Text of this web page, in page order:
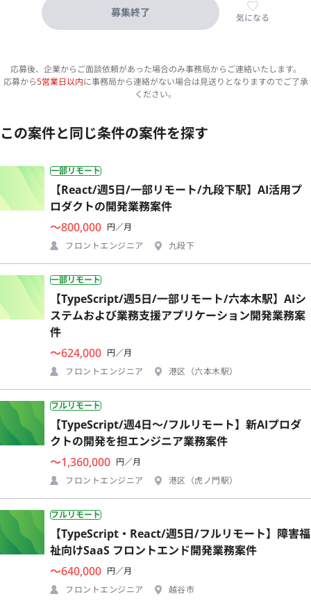
募集終了 気になる
応募後、企業からご面談依頼があった場合のみ事務局からご連絡いたします。
応募から5営業日以内に事務局から連絡がない場合は見送りとなりますのでご了承
ください。
この案件と同じ条件の案件を探す
一部リモート
【React/週5日/一部リモート/九段下駅】AI活用プ
ロダクトの開発業務案件
〜800,000 円／月
フロントエンジニア
九段下
一部リモート
【TypeScript/週5日/一部リモート/六本木駅】AIシ
ステムおよび業務支援アプリケーション開発業務案
件
〜624,000 円／月
フロントエンジニア
港区（六本木駅）
フルリモート
【TypeScript/週4日〜/フルリモート】新AIプロダ
クトの開発を担エンジニア業務案件
〜1,360,000 円／月
フロントエンジニア
港区（虎ノ門駅）
フルリモート
【TypeScript・React/週5日/フルリモート】障害福
祉向けSaaS フロントエンド開発業務案件
〜640,000 円／月
フロントエンジニア
越谷市